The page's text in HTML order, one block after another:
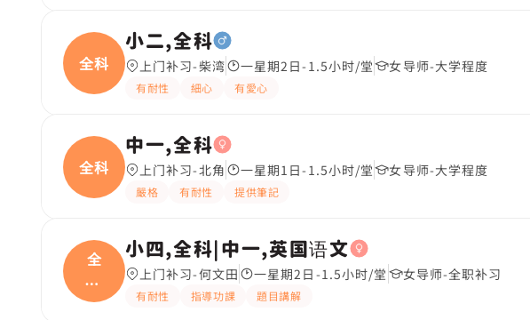
全科
小二,全科
上门补习-柴湾 一星期2日-1.5小时/堂 女导师-大学程度
有耐性 細心 有愛心
全科
中一,全科
上门补习-北角 一星期1日-1.5小时/堂 女导师-大学程度
嚴格 有耐性 提供筆記
全
科|
中一
小四,全科|中一,英国语文
上门补习-何文田 一星期2日-1.5小时/堂 女导师-全职补习
有耐性 指導功課 題目講解